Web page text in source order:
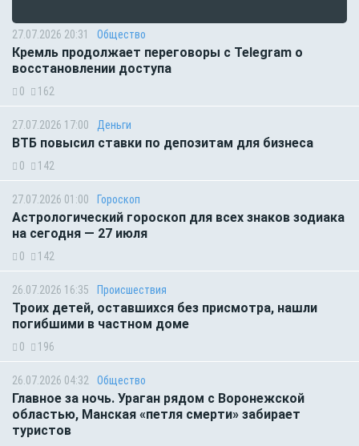
27.07.2026 20:31 Общество
Кремль продолжает переговоры с Telegram о
восстановлении доступа
0 162
27.07.2026 17:00 Деньги
ВТБ повысил ставки по депозитам для бизнеса
0 142
27.07.2026 01:00 Гороскоп
Астрологический гороскоп для всех знаков зодиака
на сегодня — 27 июля
0 142
26.07.2026 16:35 Происшествия
Троих детей, оставшихся без присмотра, нашли
погибшими в частном доме
0 196
26.07.2026 04:32 Общество
Главное за ночь. Ураган рядом с Воронежской
областью, Манская «петля смерти» забирает
туристов